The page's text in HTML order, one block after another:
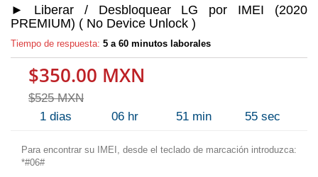
► Liberar / Desbloquear LG por IMEI (2020
PREMIUM) ( No Device Unlock )
Tiempo de respuesta: 5 a 60 minutos laborales
$350.00 MXN
$525 MXN
1 dias 06 hr 51 min 55 sec
Para encontrar su IMEI, desde el teclado de marcación introduzca:
*#06#